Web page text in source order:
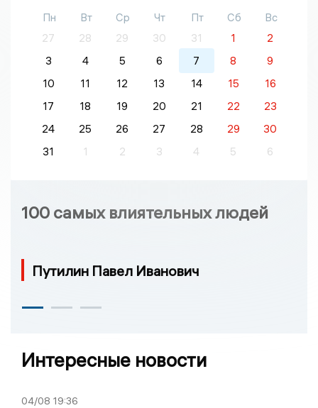
Пн Вт Ср Чт Пт Сб
Вс
27
28 29 30 31 1
2
3
4 5 6 7 8
9
10
11 12 13 14 15
16
17
18 19 20 21 22
23
24
25 26 27 28 29
30
31
1 2 3 4 5 6
100 самых влиятельных людей
Путилин Павел Иванович
Интересные новости
04/08 19:36